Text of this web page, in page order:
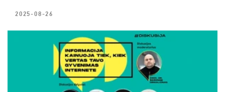
2025-08-26